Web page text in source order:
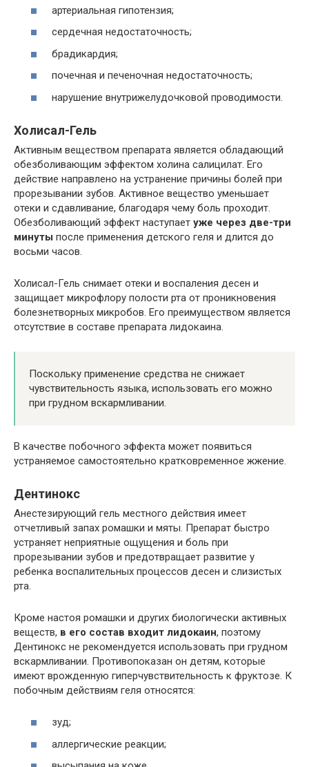
артериальная гипотензия;
сердечная недостаточность;
брадикардия;
почечная и печеночная недостаточность;
нарушение внутрижелудочковой проводимости.
Холисал-Гель
Активным веществом препарата является обладающий
обезболивающим эффектом холина салицилат. Его
действие направлено на устранение причины болей при
прорезывании зубов. Активное вещество уменьшает
отеки и сдавливание, благодаря чему боль проходит.
Обезболивающий эффект наступает уже через две-три
минуты после применения детского геля и длится до
восьми часов.
Холисал-Гель снимает отеки и воспаления десен и
защищает микрофлору полости рта от проникновения
болезнетворных микробов. Его преимуществом является
отсутствие в составе препарата лидокаина.
Поскольку применение средства не снижает
чувствительность языка, использовать его можно
при грудном вскармливании.
В качестве побочного эффекта может появиться
устраняемое самостоятельно кратковременное жжение.
Дентинокс
Анестезирующий гель местного действия имеет
отчетливый запах ромашки и мяты. Препарат быстро
устраняет неприятные ощущения и боль при
прорезывании зубов и предотвращает развитие у
ребенка воспалительных процессов десен и слизистых
рта.
Кроме настоя ромашки и других биологически активных
веществ, в его состав входит лидокаин, поэтому
Дентинокс не рекомендуется использовать при грудном
вскармливании. Противопоказан он детям, которые
имеют врожденную гиперчувствительность к фруктозе. К
побочным действиям геля относятся:
зуд;
аллергические реакции;